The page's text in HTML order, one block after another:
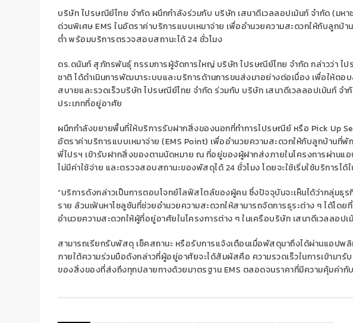
บริษัท ไปรษณีย์ไทย จำกัด ผนึกกำลังร่วมกับ บริษัท เสนาดีเวลลอปเม้นท์ จำกัด(มหา
ด่วนพิเศษEMS ในอัตราค่าบริการแบบเหมาจ่าย เพื่ออำนวยความสะดวกให้กับลูกบ้า
ต่ำพร้อมบริการตรวจสอบสถานะได้24 ชั่วโมง
ดร.ดนันท์ สุภัทรพันธุ์ กรรมการผู้จัดการใหญ่ บริษัท ไปรษณีย์ไทย จำกัดกล่าวว่าไป
ชาติได้ดำเนินการพัฒนาระบบและบริการด้านการขนส่งมาอย่างต่อเนื่อง เพื่อให้ตอ
สบายและรวดเร็วบริษัทไปรษณีย์ไทย จำกัด ร่วมกับ บริษัท เสนาดีเวลลอปเม้นท์ จำ
ประเภทที่อยู่อาศัย
ผนึกกำลังขยายพื้นที่ให้บริการรับฝากสิ่งของนอกที่ทการไปรษณีย์ หรือ Pick Up
อัตราค่าบริการแบบเหมาจ่าย (EMS Point) เพื่ออำนวยความสะดวกให้กับลูกบ้านที่พั
พี่ไปรฯ เข้ารับฝากสิ่งของตามนัดหมาย ณ ที่อยู่ของผู้ฝากส่งภายในโครงการผ่านแ
ไม่มีค่าใช้จ่าย และตรวจสอบสถานะของพัสดุได้24 ชั่วโมงโดยจะใช้เริ่มใช้บริการได้
“บริการดังกล่าวเป็นการตอบโจทย์ไลฟ์สไตล์ของผู้คน ซึ่งปัจจุบันจะเห็นได้ว่ากลุ่มธุร
ราย ล้วนเฟ้นหาโซลูชันที่ช่วยอำนวยความสะดวกให้สามารถจัดการธุระต่าง ๆ ได้โด
อำนวยความสะดวกให้ผู้ที่อยู่อาศัยในโครงการต่าง ๆ ในเครือบริษัท เสนาดีเวลลอปเ
สามารถเรียกรับพัสดุ เช็คสถานะ หรือรับการแจ้งเตือนเมื่อพัสดุมาถึงได้ผ่านแอปพลิ
ภายใต้ความร่วมมือดังกล่าวที่ผู้อยู่อาศัยจะได้สัมผัสคือ ความรวดเร็วในการเข้าม
ของสิ่งของที่ส่งถึงทุกปลายทางด้วยมาตรฐานEMS ตลอดจนราคาที่มีความคุ้มค่า